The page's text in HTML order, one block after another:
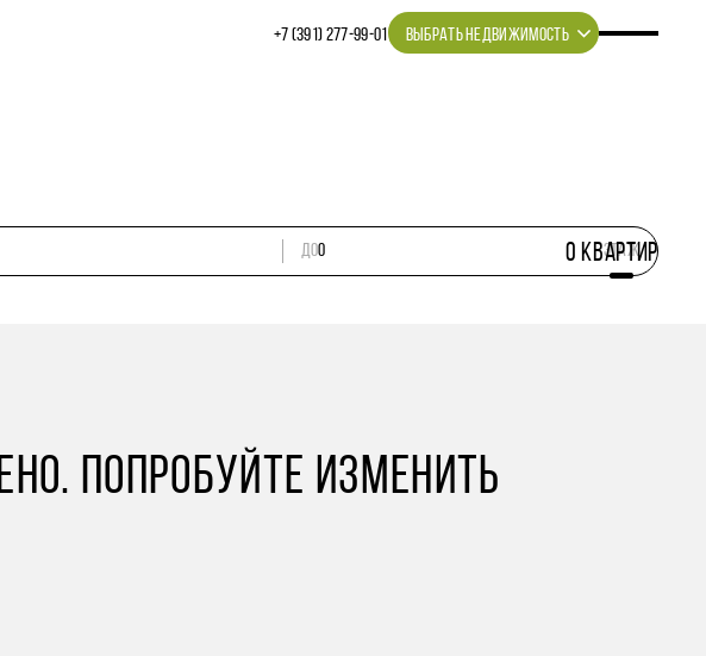
+7 (391) 277‒99‒01 ВЫБРАТЬ НЕДВИЖИМОСТЬ
ДО этаж
0 КВАРТИР
ПОПРОБУЙТЕ ИЗМЕНИТЬ